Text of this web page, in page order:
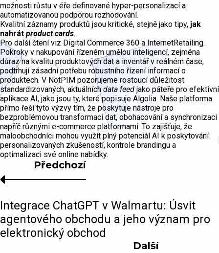
možnosti růstu v éře definované hyper-personalizací a
automatizovanou podporou rozhodování.
Kvalitní záznamy produktů jsou kritické, stejně jako tipy, jak
nahrát product cards.
Pro další čtení viz Digital Commerce 360 a InternetRetailing.
Pokroky v nakupování řízeném umělou inteligencí, zejména
důraz na kvalitu produktových dat a inventář v reálném čase,
podtrhují zásadní potřebu robustního řízení informací o
produktech. V NotPIM pozorujeme rostoucí důležitost
standardizovaných, aktuálních data feed jako páteře pro efektivní
aplikace AI, jako jsou ty, které popisuje Algolia. Naše platforma
přímo řeší tyto výzvy tím, že poskytuje nástroje pro
bezproblémovou transformaci dat, obohacování a synchronizaci
napříč různými e-commerce platformami. To zajišťuje, že
maloobchodníci mohou využít plný potenciál AI k poskytování
personalizovaných zkušeností, kontrole brandingu a
optimalizaci své online nabídky.
Další
Předchozí
Integrace ChatGPT v Walmartu: Úsvit
agentového obchodu a jeho význam pro
elektronický obchod